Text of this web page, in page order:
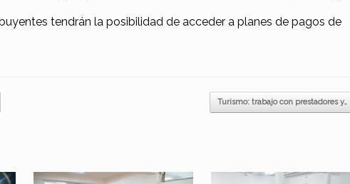
tendrán la posibilidad de acceder a planes de pagos de
Turismo: trabajo con prestadores y…